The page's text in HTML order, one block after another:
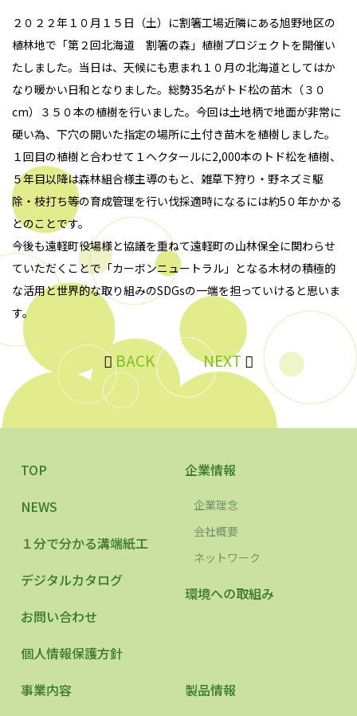
２０２２年１０月１５日（土）に割箸工場近隣にある旭野地区の
植林地で「第２回北海道 割箸の森」植樹プロジェクトを開催い
たしました。当日は、天候にも恵まれ１０月の北海道としてはか
なり暖かい日和となりました。総勢35名がトド松の苗木（３０
cm）３５０本の植樹を行いました。今回は土地柄で地面が非常に
硬い為、下穴の開いた指定の場所に土付き苗木を植樹しました。
１回目の植樹と合わせて１ヘクタールに2,000本のトド松を植樹、
５年目以降は森林組合様主導のもと、雑草下狩り・野ネズミ駆
除・枝打ち等の育成管理を行い伐採適時になるには約5０年かかる
とのことです。
今後も遠軽町役場様と協議を重ねて遠軽町の山林保全に関わらせ
ていただくことで「カーボンニュートラル」となる木材の積極的
な活用と世界的な取り組みのSDGsの一端を担っていけると思いま
す。
BACK NEXT
TOP
NEWS
１分で分かる溝端紙工
デジタルカタログ
お問い合わせ
個人情報保護方針
企業情報
企業理念
会社概要
ネットワーク
環境への取組み
事業内容 製品情報